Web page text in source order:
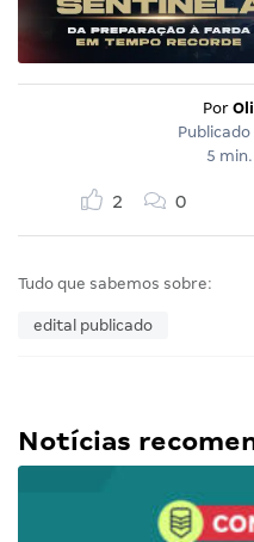
Por
Publicado
5
2 0
Tudo que sabemos sobre:
edital publicado
Notícias